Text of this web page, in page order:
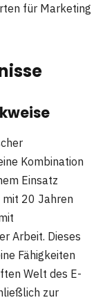
für Marketing
Kombination
Einsatz
mit 20 Jahren
Arbeit. Dieses
Fähigkeiten
Welt des E-
zur